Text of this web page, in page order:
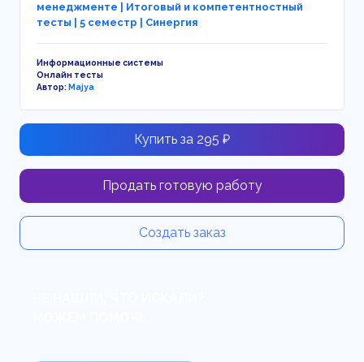
менеджменте | Итоговый и компетентностный
тесты | 5 семестр | Синергия
Информационные системы
Онлайн тесты
Автор:Majya
Купить за 295 ₽
Продать готовую работу
Создать заказ